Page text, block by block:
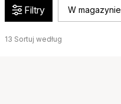
Filtry W magazynie
13 Sortuj według